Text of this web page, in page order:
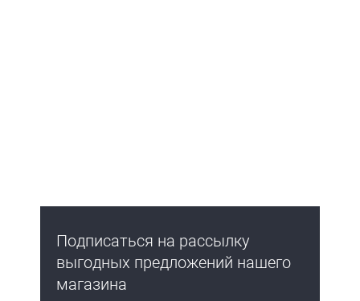
Подписаться на рассылку
выгодных предложений нашего
магазина